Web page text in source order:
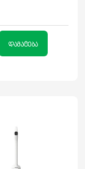
დამატება